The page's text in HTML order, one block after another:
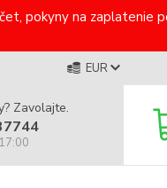
pokyny na zaplatenie
EUR
Zavolajte.